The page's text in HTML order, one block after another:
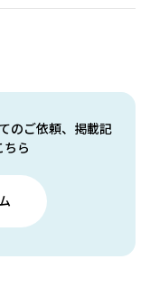
のご依頼、掲載記
ちら